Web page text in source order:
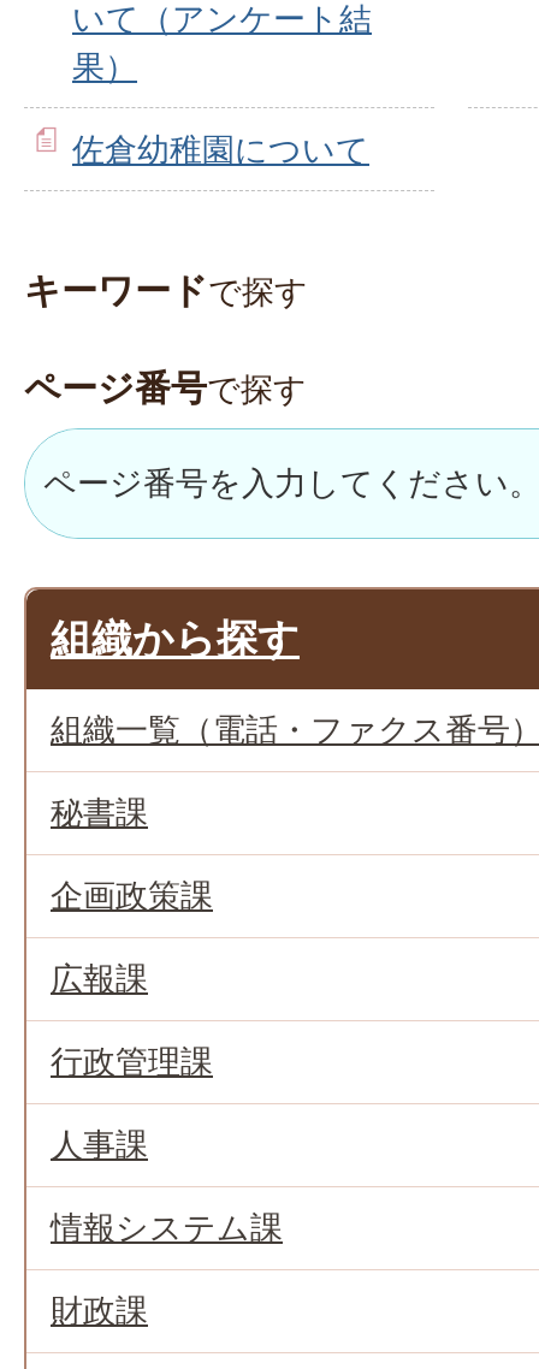
いて（アンケート結
果）
佐倉幼稚園について
キーワードで探す
ページ番号で探す
組織から探す
組織一覧（電話・ファクス番号
秘書課
企画政策課
広報課
行政管理課
人事課
情報システム課
財政課